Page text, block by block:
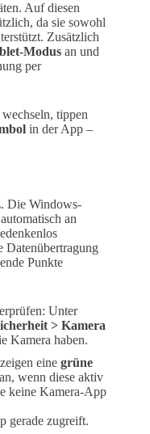
Auf diesen
da sie sowohl
Zusätzlich
Modus an und
per
tippen
in der App –
. Die Windows-
an
Datenübertragung
Punkte
Unter
> Kamera
Kamera haben.
eine grüne
wenn diese aktiv
keine Kamera-App
gerade zugreift.